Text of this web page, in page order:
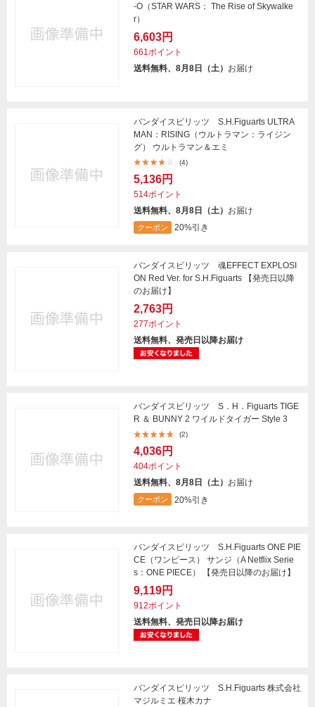
-O（STAR WARS： The Rise of Skywalke
r）
6,603円
661ポイント
送料無料、8月8日（土） お届け
バンダイスピリッツ S.H.Figuarts ULTRA
MAN：RISING（ウルトラマン：ライジン
グ） ウルトラマン＆エミ
(4)
5,136円
514ポイント
送料無料、8月8日（土） お届け
クーポン 20%引き
バンダイスピリッツ 魂EFFECT EXPLOSI
ON Red Ver. for S.H.Figuarts 【発売日以降
のお届け】
2,763円
277ポイント
送料無料、発売日以降お届け
バンダイスピリッツ S．H．Figuarts TIGE
R ＆ BUNNY 2 ワイルドタイガー Style 3
(2)
4,036円
404ポイント
送料無料、8月8日（土） お届け
クーポン 20%引き
バンダイスピリッツ S.H.Figuarts ONE PIE
CE（ワンピース） サンジ（A Netflix Serie
s：ONE PIECE） 【発売日以降のお届け】
9,119円
912ポイント
送料無料、発売日以降お届け
バンダイスピリッツ S.H.Figuarts 株式会社
マジルミエ 桜木カナ